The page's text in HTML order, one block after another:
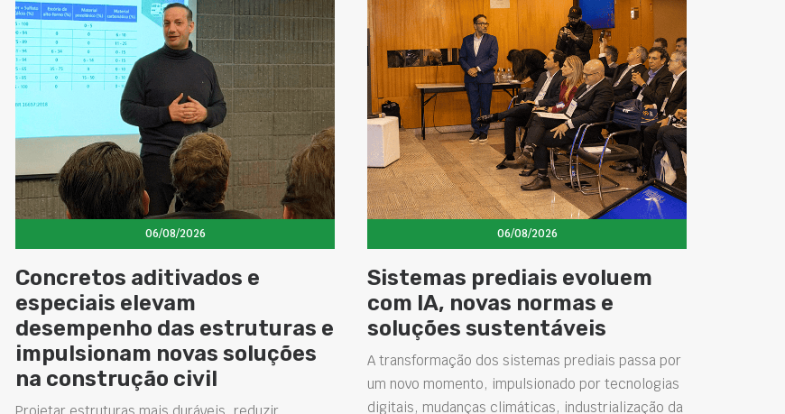
06/08/2026
Concretos aditivados e
especiais elevam
desempenho das estruturas e
impulsionam novas soluções
na construção civil
06/08/2026
Sistemas prediais evoluem
com IA, novas normas e
soluções sustentáveis
A transformação dos sistemas prediais passa por
um novo momento, impulsionado por tecnologias
digitais, mudanças climáticas, industrialização da